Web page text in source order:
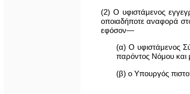
(2) Ο υφιστάμενος
οποιαδήποτε αναφορά
εφόσον—
(α) Ο υφιστάμενος
παρόντος Νόμου και
(β) ο Υπουργός